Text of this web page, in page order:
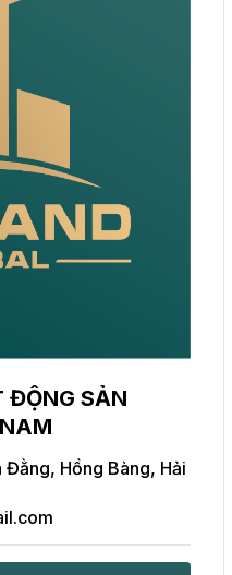
ĐỘNG SẢN
Hồng Bàng, Hải